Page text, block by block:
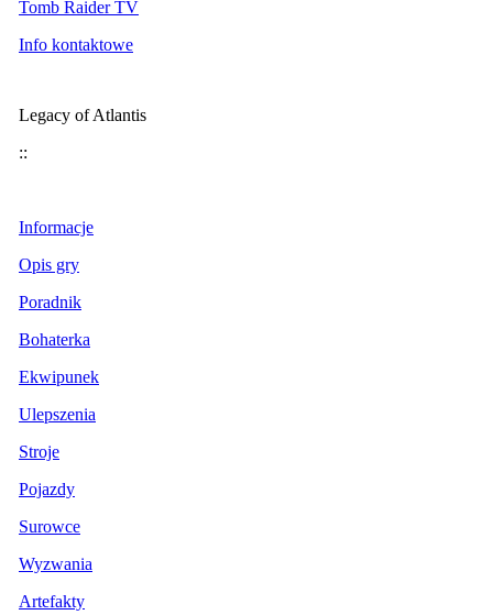
Tomb Raider TV
Info kontaktowe
Legacy of Atlantis
::
Informacje
Opis gry
Poradnik
Bohaterka
Ekwipunek
Ulepszenia
Stroje
Pojazdy
Surowce
Wyzwania
Artefakty